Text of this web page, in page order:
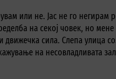
или не. Јас не го негирам
на секој човек, но
движечка сила. Слепа улица
на несовладливата